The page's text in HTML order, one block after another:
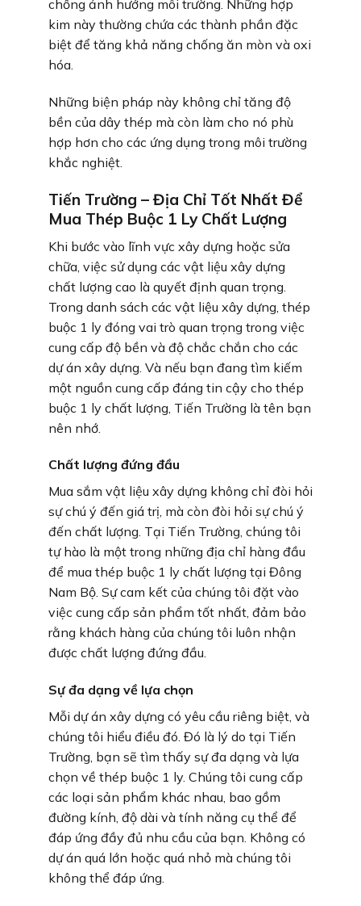
chống ảnh hưởng môi trường. Những hợp
kim này thường chứa các thành phần đặc
biệt để tăng khả năng chống ăn mòn và oxi
hóa.
Những biện pháp này không chỉ tăng độ
bền của dây thép mà còn làm cho nó phù
hợp hơn cho các ứng dụng trong môi trường
khắc nghiệt.
Tiến Trường – Địa Chỉ Tốt Nhất Để
Mua Thép Buộc 1 Ly Chất Lượng
Khi bước vào lĩnh vực xây dựng hoặc sửa
chữa, việc sử dụng các vật liệu xây dựng
chất lượng cao là quyết định quan trọng.
Trong danh sách các vật liệu xây dựng, thép
buộc 1 ly đóng vai trò quan trọng trong việc
cung cấp độ bền và độ chắc chắn cho các
dự án xây dựng. Và nếu bạn đang tìm kiếm
một nguồn cung cấp đáng tin cậy cho thép
buộc 1 ly chất lượng, Tiến Trường là tên bạn
nên nhớ.
Chất lượng đứng đầu
Mua sắm vật liệu xây dựng không chỉ đòi hỏi
sự chú ý đến giá trị, mà còn đòi hỏi sự chú ý
đến chất lượng. Tại Tiến Trường, chúng tôi
tự hào là một trong những địa chỉ hàng đầu
để mua thép buộc 1 ly chất lượng tại Đông
Nam Bộ. Sự cam kết của chúng tôi đặt vào
việc cung cấp sản phẩm tốt nhất, đảm bảo
rằng khách hàng của chúng tôi luôn nhận
được chất lượng đứng đầu.
Sự đa dạng về lựa chọn
Mỗi dự án xây dựng có yêu cầu riêng biệt, và
chúng tôi hiểu điều đó. Đó là lý do tại Tiến
Trường, bạn sẽ tìm thấy sự đa dạng và lựa
chọn về thép buộc 1 ly. Chúng tôi cung cấp
các loại sản phẩm khác nhau, bao gồm
đường kính, độ dài và tính năng cụ thể để
đáp ứng đầy đủ nhu cầu của bạn. Không có
dự án quá lớn hoặc quá nhỏ mà chúng tôi
không thể đáp ứng.